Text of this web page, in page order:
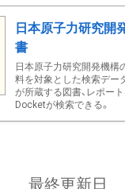
日本原子力研究開
書
日本原子力研究開発機構
料を対象とした検索デー
が所蔵する図書、レポート
Docketが検索できる。
最終更新日